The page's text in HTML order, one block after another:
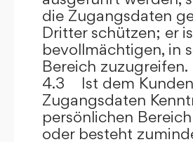
die Zugangsdaten
Dritter schützen; er
bevollmächtigen, in
Bereich zuzugreifen.
4.3 Ist dem Kunden
Zugangsdaten
persönlichen
oder besteht